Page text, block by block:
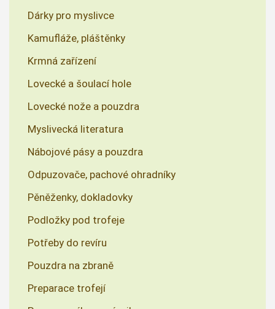
Dárky pro myslivce
Kamufláže, pláštěnky
Krmná zařízení
Lovecké a šoulací hole
Lovecké nože a pouzdra
Myslivecká literatura
Nábojové pásy a pouzdra
Odpuzovače, pachové ohradníky
Pěněženky, dokladovky
Podložky pod trofeje
Potřeby do revíru
Pouzdra na zbraně
Preparace trofejí